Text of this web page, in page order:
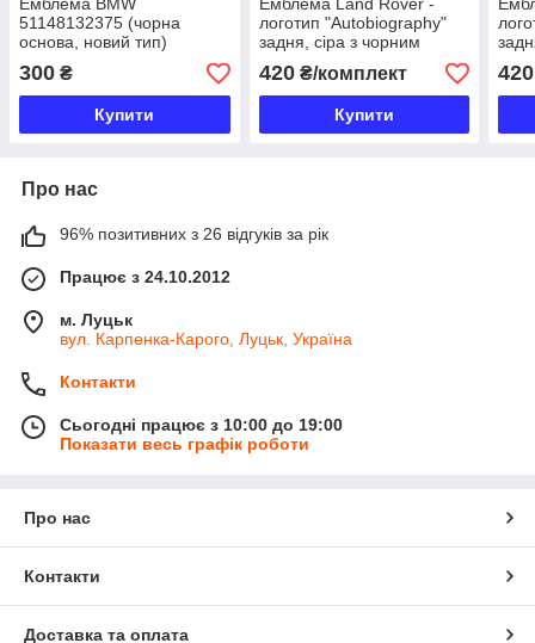
Емблема BMW
51148132375 (чорна
основа, новий тип)
300 ₴
Купити
Емблема Land Rover -
логотип "Autobiography"
задня, сіра з чорним
написом
420₴/комплект
Купити
420
Про нас
96% позитивних з 26 відгуків за рік
Працює з 24.10.2012
м. Луцьк
вул. Карпенка-Карого, Луцьк, Україна
Контакти
Сьогодні працює з 10:00 до 19:00
Показати весь графік роботи
Про нас
Контакти
Доставка та оплата